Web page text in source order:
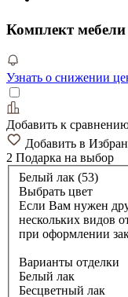
Комплект
Узнать о снижении
Добавить к
Добавить в
2 Подарка на выбор
Белый лак (53)
Выбрать цвет
Если Вам нужен
нескольких видов
при оформлении
Варианты отделки
Белый лак
Бесцветный лак